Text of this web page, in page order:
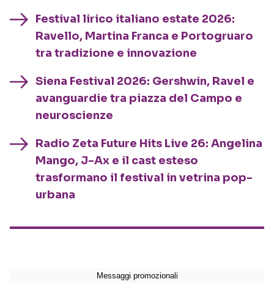
Festival lirico italiano estate 2026:
Ravello, Martina Franca e Portogruaro
tra tradizione e innovazione
Siena Festival 2026: Gershwin, Ravel e
avanguardie tra piazza del Campo e
neuroscienze
Radio Zeta Future Hits Live 26: Angelina
Mango, J-Ax e il cast esteso
trasformano il festival in vetrina pop-
urbana